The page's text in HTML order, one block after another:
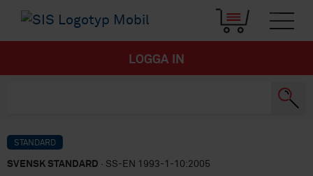
LOGGA IN
STANDARD
SVENSK STANDARD · SS-EN 1993-1-10:2005